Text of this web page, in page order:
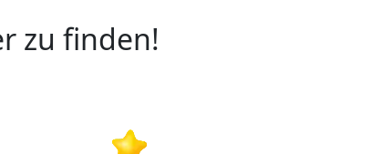
zu finden!